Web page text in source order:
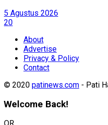
5 Agustus 2026
20
About
Advertise
Privacy & Policy
Contact
© 2020 patinews.com - Pati
Welcome Back!